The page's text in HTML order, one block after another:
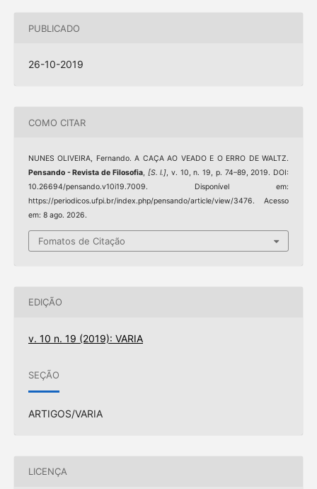
PUBLICADO
26-10-2019
COMO CITAR
NUNES OLIVEIRA, Fernando. A CAÇA AO VEADO E O ERRO DE WALTZ.
Pensando - Revista de Filosofia, [S. l.], v. 10, n. 19, p. 74–89, 2019. DOI:
10.26694/pensando.v10i19.7009. Disponível em:
https://periodicos.ufpi.br/index.php/pensando/article/view/3476. Acesso
em: 8 ago. 2026.
Fomatos de Citação
EDIÇÃO
v. 10 n. 19 (2019): VARIA
SEÇÃO
ARTIGOS/VARIA
LICENÇA